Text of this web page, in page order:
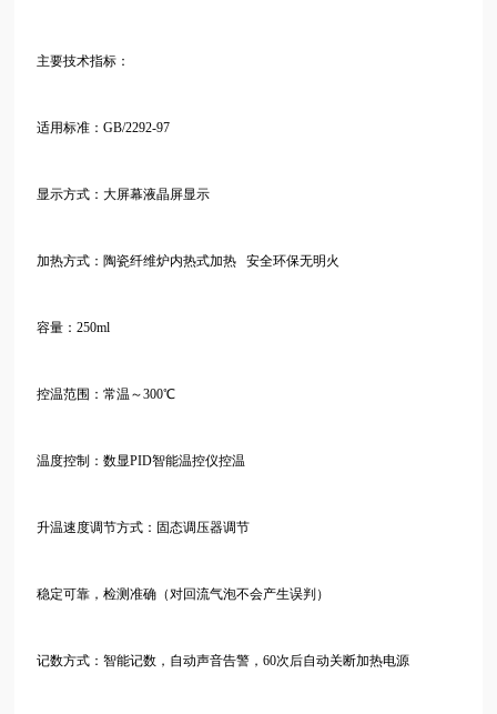
主要技术指标：
适用标准：GB/2292-97
显示方式：大屏幕液晶屏显示
加热方式：陶瓷纤维炉内热式加热 安全环保无明火
容量：250ml
控温范围：常温～300℃
温度控制：数显PID智能温控仪控温
升温速度调节方式：固态调压器调节
稳定可靠，检测准确（对回流气泡不会产生误判）
记数方式：智能记数，自动声音告警，60次后自动关断加热电源